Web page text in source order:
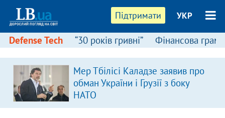
Підтримати УКР
Defense Tech “30 років гривні” Фінансова
Мер Тбілісі Каладзе заявив про
обман України і Грузії з боку
НАТО